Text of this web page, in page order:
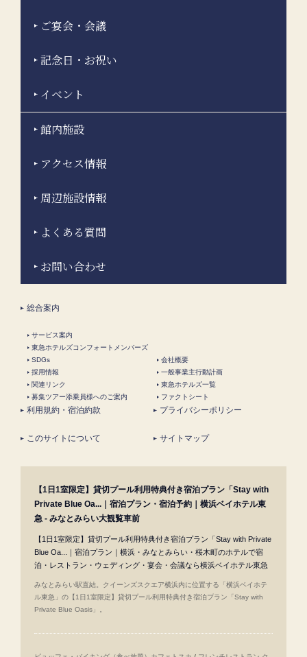
ご宴会・会議
記念日・お祝い
イベント
館内施設
アクセス情報
周辺施設情報
よくある質問
お問い合わせ
総合案内
サービス案内
東急ホテルズコンフォートメンバーズ
SDGs
会社概要
採用情報
一般事業主行動計画
関連リンク
東急ホテルズ一覧
募集ツアー添乗員様へのご案内
ファクトシート
利用規約・宿泊約款 プライバシーポリシー
このサイトについて サイトマップ
【1日1室限定】貸切プール利用特典付き宿泊プラン「Stay with
Private Blue Oa...｜宿泊プラン・宿泊予約｜横浜ベイホテル東
急 - みなとみらい大観覧車前
【1日1室限定】貸切プール利用特典付き宿泊プラン「Stay with Private
Blue Oa...｜宿泊プラン｜横浜・みなとみらい・桜木町のホテルで宿
泊・レストラン・ウェディング・宴会・会議なら横浜ベイホテル東急
みなとみらい駅直結。クイーンズスクエア横浜内に位置する「横浜ベイホテ
ル東急」の【1日1室限定】貸切プール利用特典付き宿泊プラン「Stay with
Private Blue Oasis」。